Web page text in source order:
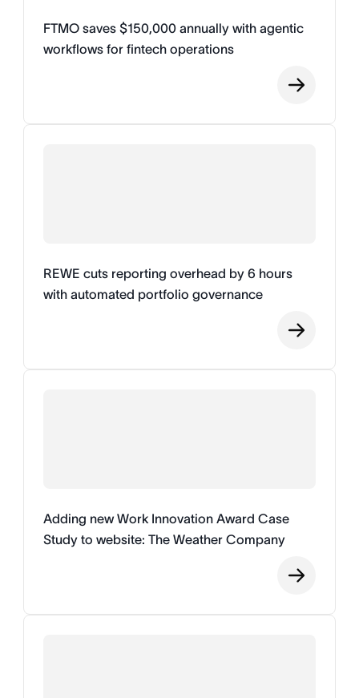
FTMO saves $150,000 annually with agentic
workflows for fintech operations
REWE cuts reporting overhead by 6 hours
with automated portfolio governance
Adding new Work Innovation Award Case
Study to website: The Weather Company